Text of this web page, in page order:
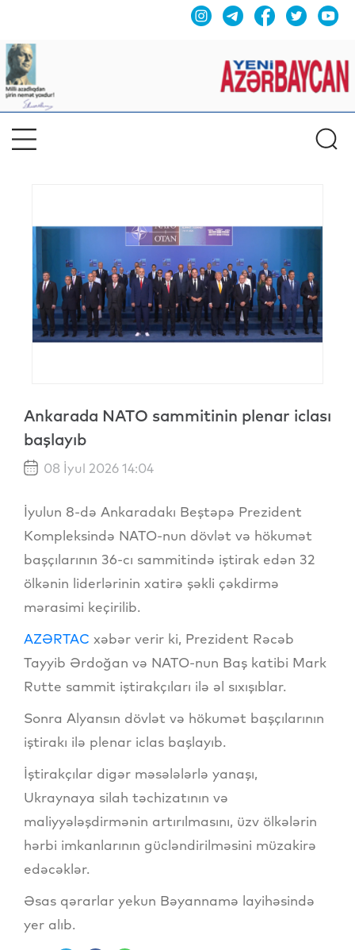
Ankarada NATO sammitinin plenar iclası
başlayıb
08 İyul 2026 14:04
İyulun 8-də Ankaradakı Beştəpə Prezident
Kompleksində NATO-nun dövlət və hökumət
başçılarının 36-cı sammitində iştirak edən 32
ölkənin liderlərinin xatirə şəkli çəkdirmə
mərasimi keçirilib.
AZƏRTAC xəbər verir ki, Prezident Rəcəb
Tayyib Ərdoğan və NATO-nun Baş katibi Mark
Rutte sammit iştirakçıları ilə əl sıxışıblar.
Sonra Alyansın dövlət və hökumət başçılarının
iştirakı ilə plenar iclas başlayıb.
İştirakçılar digər məsələlərlə yanaşı,
Ukraynaya silah təchizatının və
maliyyələşdirmənin artırılmasını, üzv ölkələrin
hərbi imkanlarının gücləndirilməsini müzakirə
edəcəklər.
Əsas qərarlar yekun Bəyannamə layihəsində
yer alıb.